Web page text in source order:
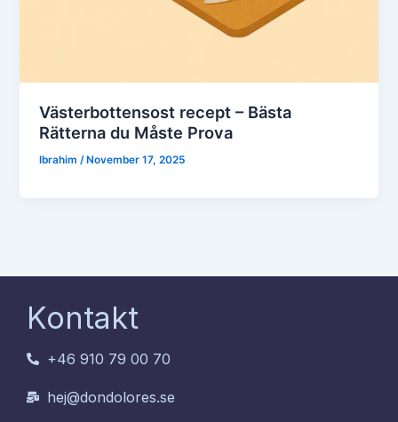
Västerbottensost recept – Bästa
Rätterna du Måste Prova
Ibrahim/ November 17, 2025
Kontakt
+46 910 79 00 70
hej@dondolores.se